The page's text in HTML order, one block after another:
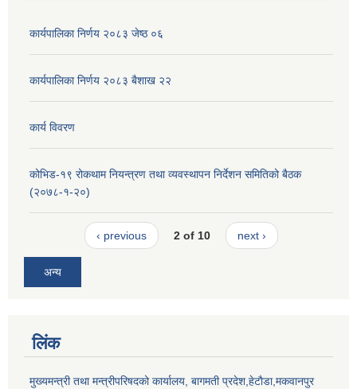
कार्यपालिका निर्णय २०८३ जेष्ठ ०६
कार्यपालिका निर्णय २०८३ बैशाख २२
कार्य विवरण
कोभिड-१९ रोकथाम नियन्त्रण तथा व्यवस्थापन निर्देशन समितिको बैठक
(२०७८-१-२०)
‹ previous 2 of 10 next ›
अन्य
लिंक
मुख्यमन्त्री तथा मन्त्रीपरिषदको कार्यालय, बागमती प्रदेश,हेटाैडा,मकवानपुर